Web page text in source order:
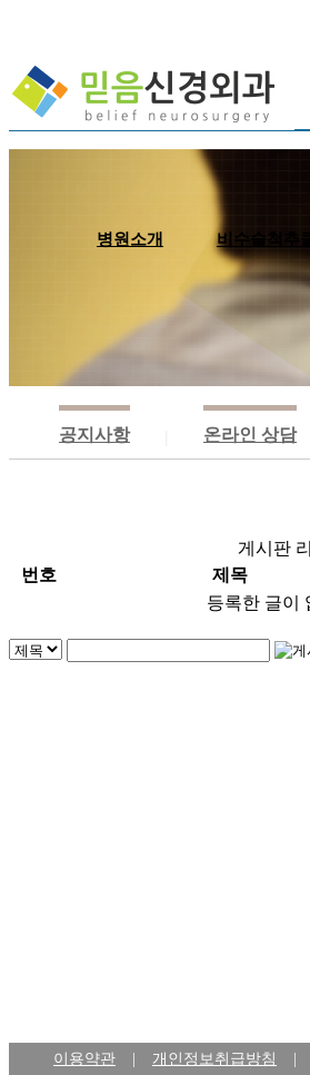
병원소개
인사말/의료진
진료안내
비급여 안내
찾아오시는길
비수술척추
신
신
고주
척
공지사항 온라인 상담
게시판
번호
제목
등록한 글이
이용약관 개인정보취급방침